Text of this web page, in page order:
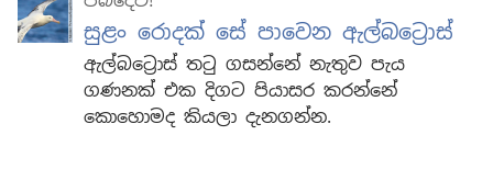
සුළං රොදක් සේ පාවෙන ඇල්බට්‍රොස්
ඇල්බට්‍රොස් තටු ගසන්නේ නැතුව පැය
ගණනක් එක දිගට පියාසර කරන්නේ
කොහොමද කියලා දැනගන්න.